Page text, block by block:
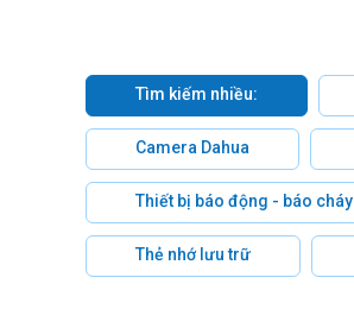
Tìm kiếm nhiều:
Camera Dahua
Thiết bị báo động - báo cháy
Thẻ nhớ lưu trữ